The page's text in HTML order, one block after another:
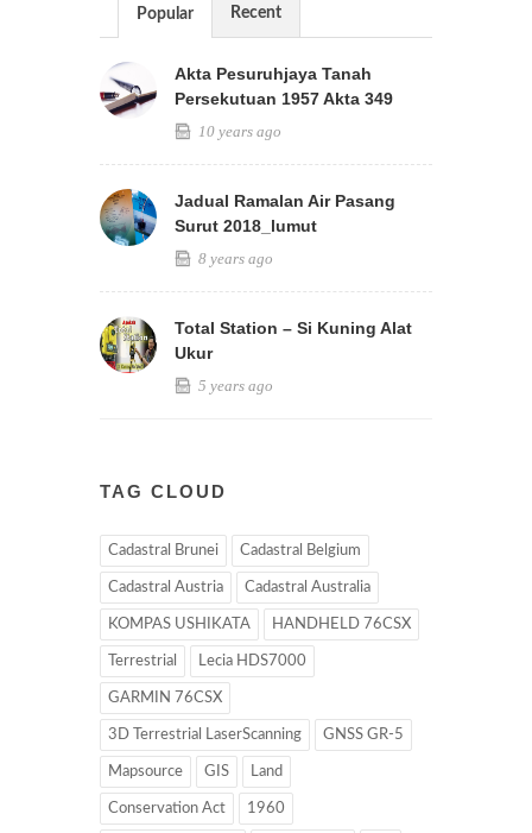
Popular Recent
Akta Pesuruhjaya Tanah
Persekutuan 1957 Akta 349
10 years ago
Jadual Ramalan Air Pasang
Surut 2018_lumut
8 years ago
Total Station – Si Kuning Alat
Ukur
5 years ago
TAG CLOUD
Cadastral Brunei Cadastral Belgium
Cadastral Austria Cadastral Australia
KOMPAS USHIKATA HANDHELD 76CSX
Terrestrial Lecia HDS7000
GARMIN 76CSX
3D Terrestrial LaserScanning GNSS GR-5
Mapsource GIS Land
Conservation Act 1960